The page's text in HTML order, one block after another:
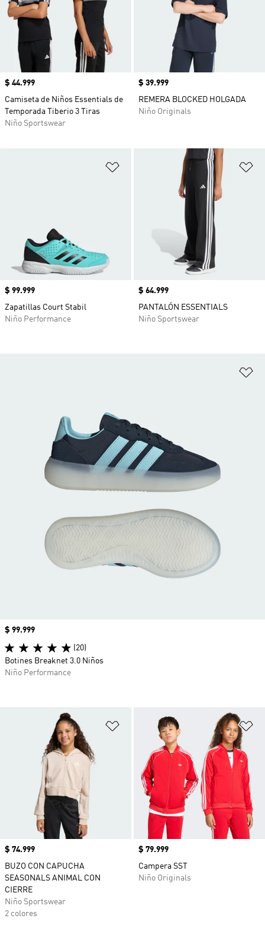
Precio
$ 44.999
Camiseta de Niños Essentials de
Temporada Tiberio 3 Tiras
Niño Sportswear
Precio
$ 39.999
REMERA BLOCKED HOLGADA
Niño Originals
Añadir a la lista de deseos
Precio
$ 99.999
Zapatillas Court Stabil
Niño Performance
Precio
$ 64.999
PANTALÓN ESSENTIALS
Niño Sportswear
Añadir a la lista de deseos
Precio
$ 74.999
BUZO CON CAPUCHA
SEASONALS ANIMAL CON
CIERRE
Niño Sportswear
2 colores
Precio
$ 79.999
Campera SST
Niño Originals
Precio
$ 99.999
(20)
Botines Breaknet 3.0 Niños
Niño Performance